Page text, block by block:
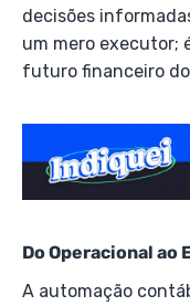
decisões
um mero executor;
futuro financeiro
Do Operacional ao
A automação